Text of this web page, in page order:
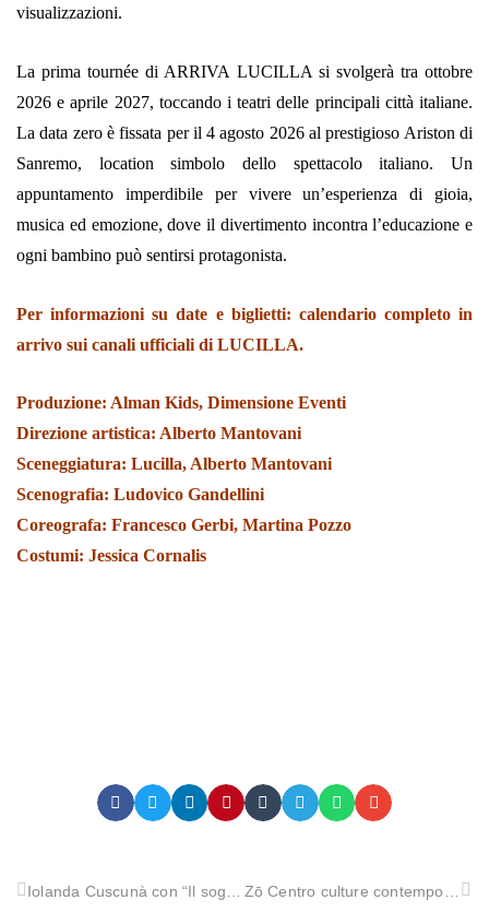
visualizzazioni.
La prima tournée di ARRIVA LUCILLA si svolgerà tra ottobre
2026 e aprile 2027, toccando i teatri delle principali città italiane.
La data zero è fissata per il 4 agosto 2026 al prestigioso Ariston di
Sanremo, location simbolo dello spettacolo italiano. Un
appuntamento imperdibile per vivere un’esperienza di gioia,
musica ed emozione, dove il divertimento incontra l’educazione e
ogni bambino può sentirsi protagonista.
Per informazioni su date e biglietti: calendario completo in
arrivo sui canali ufficiali di LUCILLA.
Produzione: Alman Kids, Dimensione Eventi
Direzione artistica: Alberto Mantovani
Sceneggiatura: Lucilla, Alberto Mantovani
Scenografia: Ludovico Gandellini
Coreografa: Francesco Gerbi, Martina Pozzo
Costumi: Jessica Cornalis